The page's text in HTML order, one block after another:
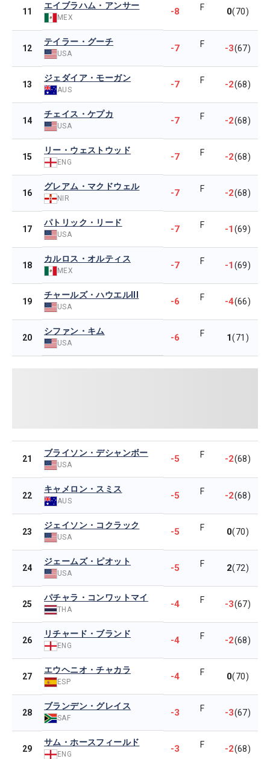
11
エイブラハム・アンサー
MEX
-8 F 0(70)
12
テイラー・グーチ
USA -7 F -3(67)
13
ジェダイア・モーガン
AUS -7 F -2(68)
14
チェイス・ケプカ
USA -7 F -2(68)
15
リー・ウェストウッド
ENG -7 F -2(68)
16
グレアム・マクドウェル
NIR -7 F -2(68)
17
パトリック・リード
USA -7 F -1(69)
18
カルロス・オルティス
MEX -7 F -1(69)
19
チャールズ・ハウエルIII
USA -6 F -4(66)
20
シファン・キム
USA -6 F 1(71)
21
ブライソン・デシャンボー
USA
-5 F -2(68)
22
キャメロン・スミス
AUS -5 F -2(68)
23
ジェイソン・コクラック
USA -5 F 0(70)
24
ジェームズ・ピオット
USA -5 F 2(72)
25
パチャラ・コンワットマイ
THA -4 F -3(67)
26
リチャード・ブランド
ENG -4 F -2(68)
27
エウヘニオ・チャカラ
ESP -4 F 0(70)
28
ブランデン・グレイス
SAF -3 F -3(67)
29
サム・ホースフィールド
ENG -3 F -2(68)